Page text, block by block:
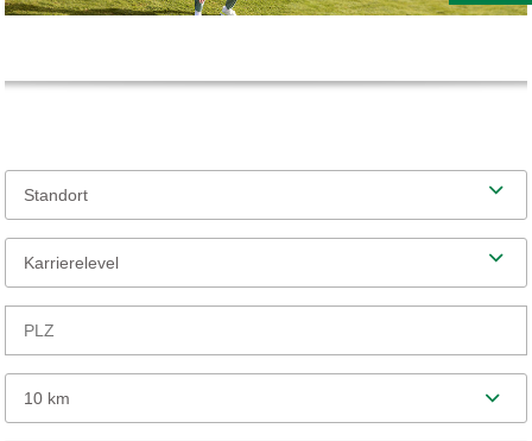
Standort
Karrierelevel
10 km